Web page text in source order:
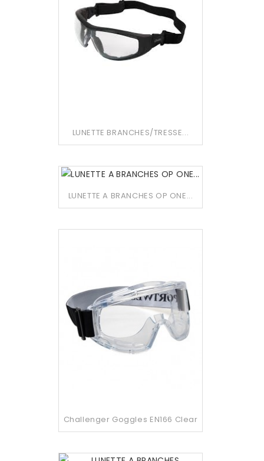
LUNETTE BRANCHES/TRESSE...
LUNETTE A BRANCHES OP ONE...
Challenger Goggles EN166 Clear